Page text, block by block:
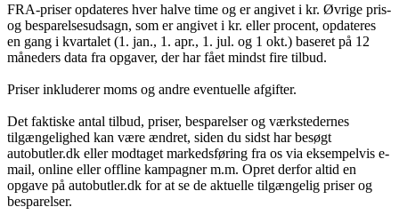
FRA-priser opdateres hver halve time og er angivet i kr. Øvrige pris-
og besparelsesudsagn, som er angivet i kr. eller procent, opdateres
en gang i kvartalet (1. jan., 1. apr., 1. jul. og 1 okt.) baseret på 12
måneders data fra opgaver, der har fået mindst fire tilbud.
Priser inkluderer moms og andre eventuelle afgifter.
Det faktiske antal tilbud, priser, besparelser og værkstedernes
tilgængelighed kan være ændret, siden du sidst har besøgt
autobutler.dk eller modtaget markedsføring fra os via eksempelvis e-
mail, online eller offline kampagner m.m. Opret derfor altid en
opgave på autobutler.dk for at se de aktuelle tilgængelig priser og
besparelser.